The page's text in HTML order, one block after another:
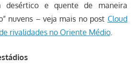
desértico e quente de maneira
nuvens – veja mais no post Cloud
rivalidades no Oriente Médio.